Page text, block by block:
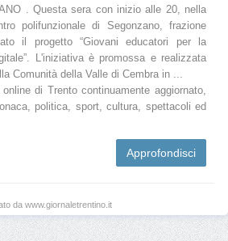
. Questa sera con inizio alle 20, nella
polifunzionale di Segonzano, frazione
il progetto “Giovani educatori per la
L'iniziativa è promossa e realizzata
Comunità della Valle di Cembra in ...
di Trento continuamente aggiornato,
politica, sport, cultura, spettacoli ed
Approfondisci
da www.giornaletrentino.it